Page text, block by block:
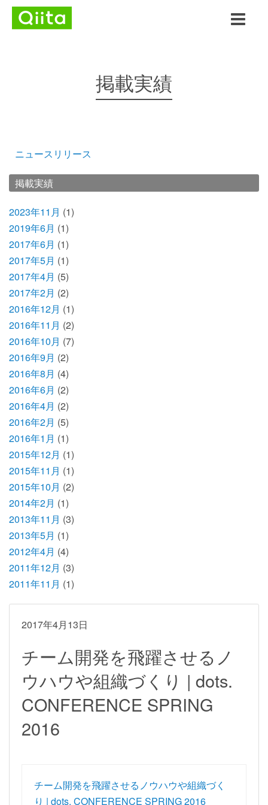
掲載実績
ニュースリリース
掲載実績
2023年11月 (1)
2019年6月 (1)
2017年6月 (1)
2017年5月 (1)
2017年4月 (5)
2017年2月 (2)
2016年12月 (1)
2016年11月 (2)
2016年10月 (7)
2016年9月 (2)
2016年8月 (4)
2016年6月 (2)
2016年4月 (2)
2016年2月 (5)
2016年1月 (1)
2015年12月 (1)
2015年11月 (1)
2015年10月 (2)
2014年2月 (1)
2013年11月 (3)
2013年5月 (1)
2012年4月 (4)
2011年12月 (3)
2011年11月 (1)
2017年4月13日
チーム開発を飛躍させるノ
ウハウや組織づくり | dots.
CONFERENCE SPRING
2016
チーム開発を飛躍させるノウハウや組織づく
り | dots. CONFERENCE SPRING 2016